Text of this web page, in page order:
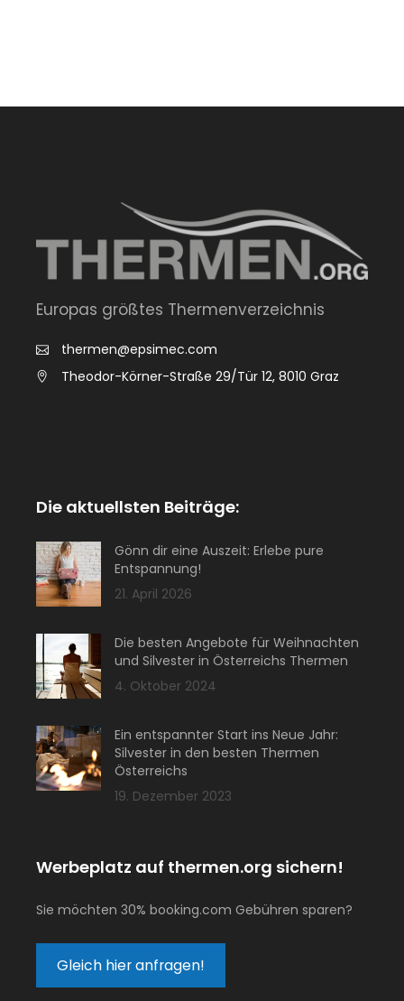
Europas größtes Thermenverzeichnis
thermen@epsimec.com
Theodor-Körner-Straße 29/Tür 12, 8010 Graz
Die aktuellsten Beiträge:
Gönn dir eine Auszeit: Erlebe pure
Entspannung!
21. April 2026
Die besten Angebote für Weihnachten
und Silvester in Österreichs Thermen
4. Oktober 2024
Ein entspannter Start ins Neue Jahr:
Silvester in den besten Thermen
Österreichs
19. Dezember 2023
Werbeplatz auf thermen.org sichern!
Sie möchten 30% booking.com Gebühren sparen?
Gleich hier anfragen!